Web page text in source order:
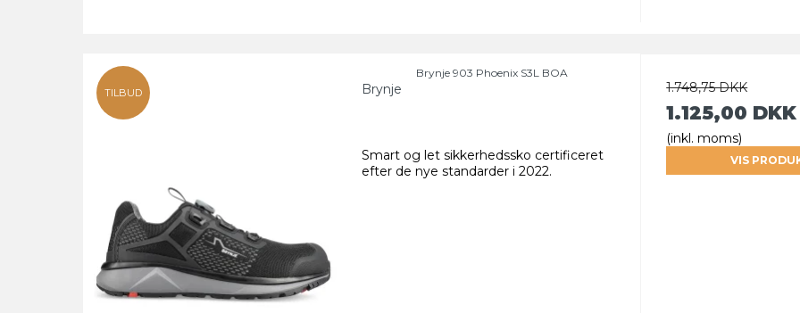
TILBUD
Brynje 903 Phoenix S3L BOA
Brynje
Smart og let sikkerhedssko certificeret
efter de nye standarder i 2022.
1.748,75 DKK
1.125,00 DKK
(inkl. moms)
VIS